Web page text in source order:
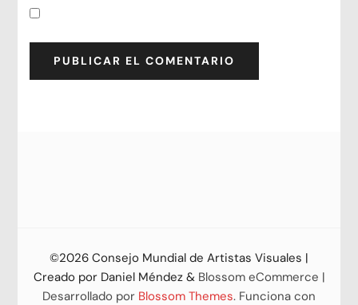
©2026 Consejo Mundial de Artistas Visuales |
Creado por Daniel Méndez&Blossom eCommerce |
Desarrollado por Blossom Themes. Funciona con